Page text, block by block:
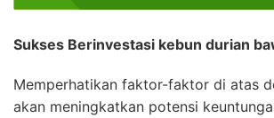
Sukses Berinvestasi kebun durian
Memperhatikan faktor-faktor di atas
akan meningkatkan potensi